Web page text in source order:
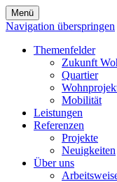
Menü
Navigation überspringen
Themenfelder
Zukunft
Quartier
Mobilität
Leistungen
Referenzen
Projekte
Neuigkeiten
Über uns